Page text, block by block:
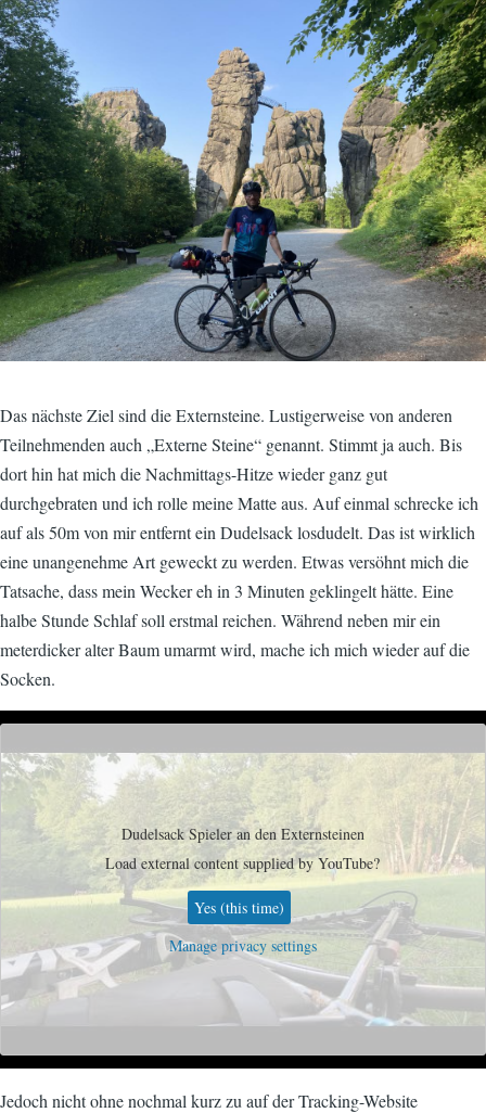
Image
Das nächste Ziel sind die Externsteine. Lustigerweise von anderen
Teilnehmenden auch „Externe Steine“ genannt. Stimmt ja auch. Bis
dort hin hat mich die Nachmittags-Hitze wieder ganz gut
durchgebraten und ich rolle meine Matte aus. Auf einmal schrecke ich
auf als 50m von mir entfernt ein Dudelsack losdudelt. Das ist wirklich
eine unangenehme Art geweckt zu werden. Etwas versöhnt mich die
Tatsache, dass mein Wecker eh in 3 Minuten geklingelt hätte. Eine
halbe Stunde Schlaf soll erstmal reichen. Während neben mir ein
meterdicker alter Baum umarmt wird, mache ich mich wieder auf die
Socken.
Remote
video
URL
Dudelsack Spieler an den Externsteinen
Load external content supplied byYouTube?
Yes (this time)
Manage privacy settings
Jedoch nicht ohne nochmal kurz zu auf der Tracking-Website